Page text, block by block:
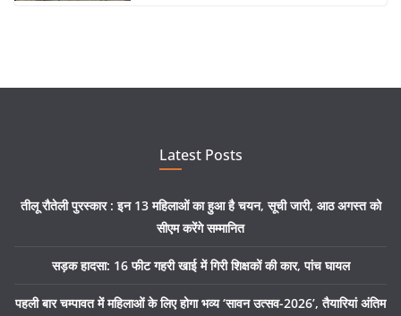
Latest Posts
तीलू रौतेली पुरस्कार : इन 13 महिलाओं का हुआ है चयन, सूची जारी, आठ अगस्त को
सीएम करेंगे सम्मानित
सड़क हादसा: 16 फीट गहरी खाई में गिरी शिक्षकों की कार, पांच घायल
पहली बार चम्पावत में महिलाओं के लिए होगा भव्य ‘सावन उत्सव-2026’, तैयारियां अंतिम